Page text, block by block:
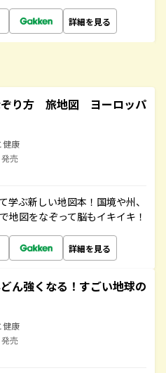
詳細を見る
ぞり方 旅地図 ヨーロッパ
健康
売
学ぶ新しい地図本！国境や州、
地図をなぞって脳もイキイキ！
詳細を見る
ん強くなる！すごい地球の
健康
売